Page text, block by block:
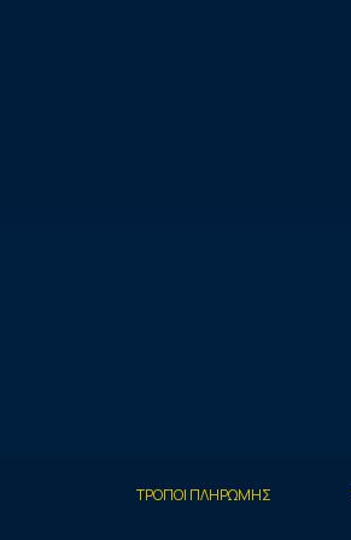
ΤΡΟΠΟΙ ΠΛΗΡΩΜΗΣ